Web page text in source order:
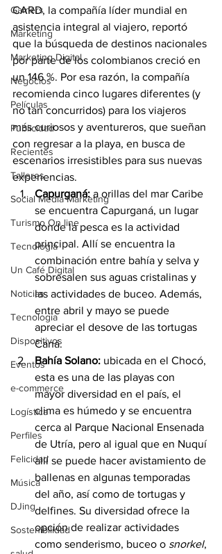
Gamers
Marketing
Marketing Digital
Negocios
Películas
Publicidad
Recientes
Talleres
Social Media Marketing
Turismo On line
Tecnología
Un Café Digital
Noticias
Tecnología
Dispositivos
Eventos
e-commerce
Logística
Perfiles
Felicidad
Música
DJing
Sostenibilidad
CARD, la compañía líder mundial en
asistencia integral al viajero, reportó
que la búsqueda de destinos nacionales
por parte de los colombianos creció en
un 146 %. Por esa razón, la compañía
recomienda cinco lugares diferentes (y
no tan concurridos) para los viajeros
más curiosos y aventureros, que sueñan
con regresar a la playa, en busca de
escenarios irresistibles para sus nuevas
experiencias.
Capurganá: a orillas del mar Caribe
se encuentra Capurganá, un lugar
donde la pesca es la actividad
principal. Allí se encuentra la
combinación entre bahía y selva y
sobresalen sus aguas cristalinas y
las actividades de buceo. Además,
entre abril y mayo se puede
apreciar el desove de las tortugas
Caná.
Bahía Solano: ubicada en el Chocó,
esta es una de las playas con
mayor diversidad en el país, el
clima es húmedo y se encuentra
cerca al Parque Nacional Ensenada
de Utría, pero al igual que en Nuquí
allí se puede hacer avistamiento de
ballenas en algunas temporadas
del año, así como de tortugas y
delfines. Su diversidad ofrece la
opción de realizar actividades
como senderismo, buceo o snorkel,